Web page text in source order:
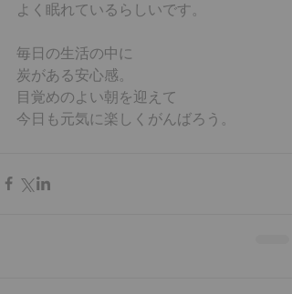
よく眠れているらしいです。
毎日の生活の中に
炭がある安心感。
目覚めのよい朝を迎えて
今日も元気に楽しくがんばろう。